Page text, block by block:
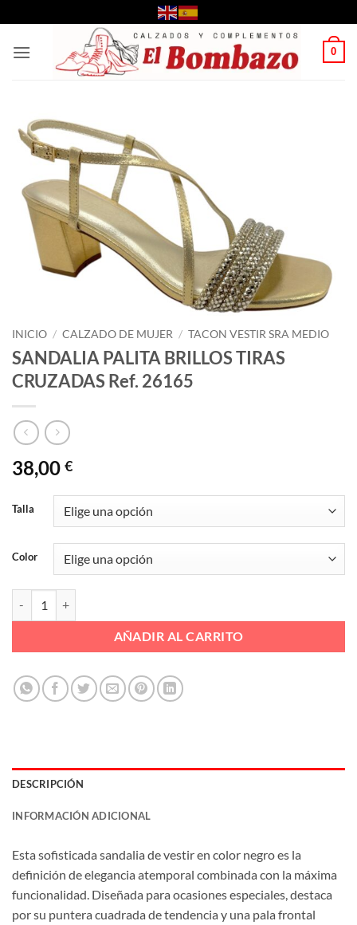
al
contenido
0
INICIO / CALZADO DE MUJER / TACON VESTIR SRA MEDIO
SANDALIA PALITA BRILLOS TIRAS
CRUZADAS Ref. 26165
38,00 €
Talla
Color
AÑADIR AL CARRITO
DESCRIPCIÓN
INFORMACIÓN ADICIONAL
Esta sofisticada sandalia de vestir en color negro es la
definición de elegancia atemporal combinada con la máxima
funcionalidad. Diseñada para ocasiones especiales, destaca
por su puntera cuadrada de tendencia y una pala frontal